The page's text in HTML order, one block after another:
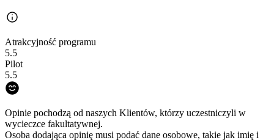
Atrakcyjność programu
5.5
Pilot
5.5
Opinie pochodzą od naszych Klientów, którzy uczestniczyli w
wycieczce fakultatywnej.
Osoba dodająca opinię musi podać dane osobowe, takie jak imię i